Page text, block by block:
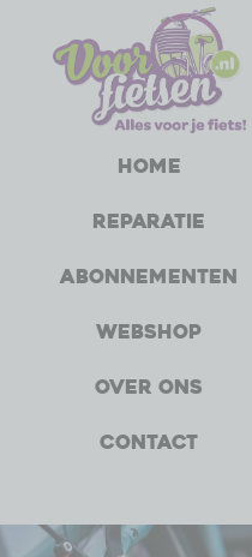
Home
Reparatie
Abonnementen
Webshop
Over ons
Contact